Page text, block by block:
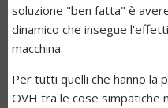
soluzione "ben fatta" è
dinamico che insegue
macchina.
Per tutti quelli che hanno la
OVH tra le cose simpatiche